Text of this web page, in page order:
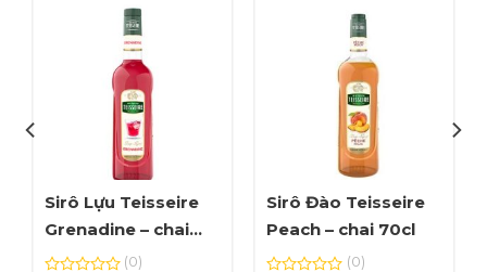
Blackberry Bourbon Sour
Mời bạn tham khảo 1 số công thức pha chế đồ
Sirô Lựu Teisseire
Grenadine – chai
70cl
(0)
Sirô Đào Teisseire
Peach – chai 70cl
(0)